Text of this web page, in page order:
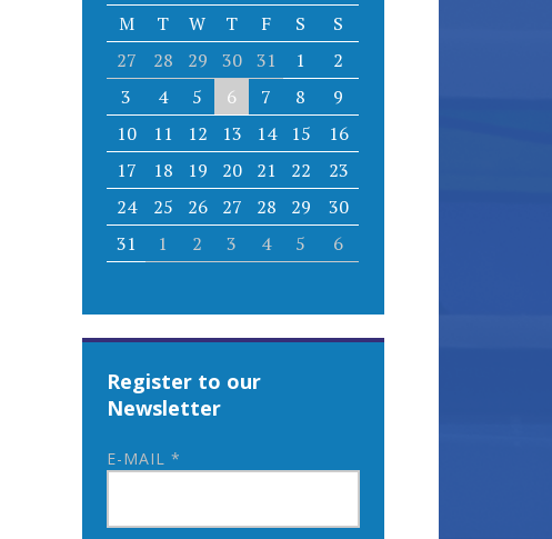
M T W T F S
S
27
28 29 30 31 1
2
3
4 5 6 7 8
9
10
11 12 13 14 15
16
17
18 19 20 21 22
23
24
25 26 27 28 29
30
31
1 2 3 4 5 6
Register to our
Newsletter
E-MAIL*